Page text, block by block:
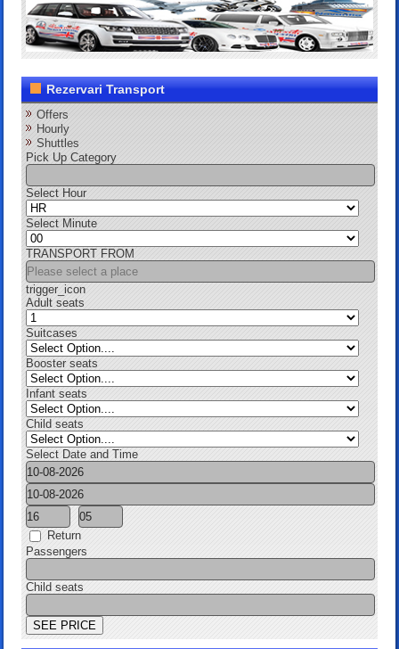
Rezervari Transport
Offers
Hourly
Shuttles
Pick Up Category
Select Hour
Select Minute
TRANSPORT FROM
trigger_icon
Adult seats
Suitcases
Booster seats
Infant seats
Child seats
Select Date and Time
Return
Passengers
Child seats